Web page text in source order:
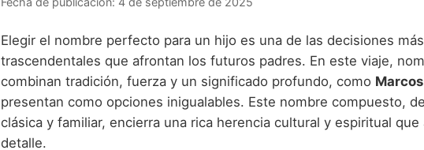
Elegir el nombre perfecto para un hijo es una de las decisiones
trascendentales que afrontan los futuros padres. En este viaje,
combinan tradición, fuerza y un significado profundo, como
presentan como opciones inigualables. Este nombre compuesto,
clásica y familiar, encierra una rica herencia cultural y espiritual que
detalle.